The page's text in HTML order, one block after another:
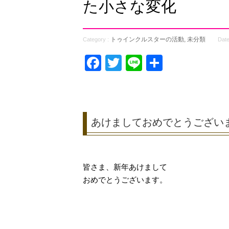
た小さな変化
Category : トゥインクルスターの活動, 未分類
Facebook
Twitter
Line
あけましておめでとうござい
皆さま、新年あけまして
おめでとうございます。